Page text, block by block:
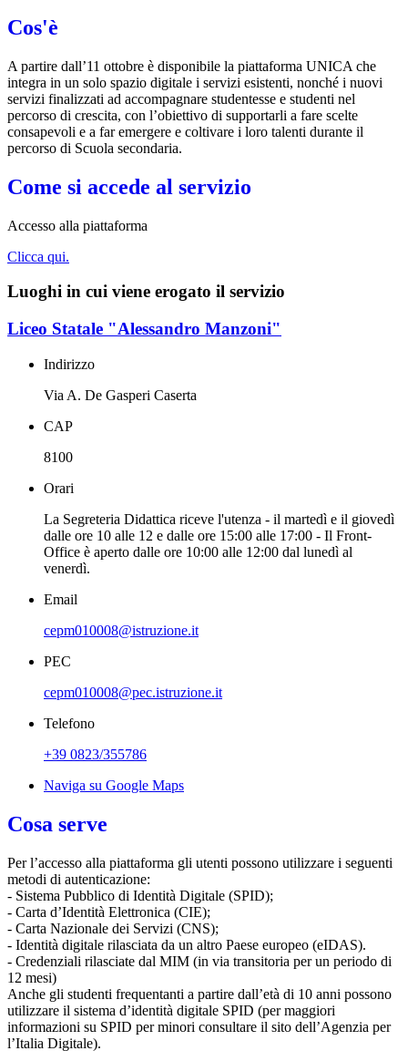
Cos'è
A partire dall’11 ottobre è disponibile la piattaforma UNICA che
integra in un solo spazio digitale i servizi esistenti, nonché i nuovi
servizi finalizzati ad accompagnare studentesse e studenti nel
percorso di crescita, con l’obiettivo di supportarli a fare scelte
consapevoli e a far emergere e coltivare i loro talenti durante il
percorso di Scuola secondaria.
Come si accede al servizio
Accesso alla piattaforma
Clicca qui.
Luoghi in cui viene erogato il servizio
Liceo Statale "Alessandro Manzoni"
Indirizzo
Via A. De Gasperi Caserta
CAP
8100
Orari
La Segreteria Didattica riceve l'utenza - il martedì e il giovedì
dalle ore 10 alle 12 e dalle ore 15:00 alle 17:00 - Il Front-
Office è aperto dalle ore 10:00 alle 12:00 dal lunedì al
venerdì.
Email
cepm010008@istruzione.it
PEC
cepm010008@pec.istruzione.it
Telefono
+39 0823/355786
Naviga su Google Maps
Cosa serve
Per l’accesso alla piattaforma gli utenti possono utilizzare i seguenti
metodi di autenticazione:
- Sistema Pubblico di Identità Digitale (SPID);
- Carta d’Identità Elettronica (CIE);
- Carta Nazionale dei Servizi (CNS);
- Identità digitale rilasciata da un altro Paese europeo (eIDAS).
- Credenziali rilasciate dal MIM (in via transitoria per un periodo di
12 mesi)
Anche gli studenti frequentanti a partire dall’età di 10 anni possono
utilizzare il sistema d’identità digitale SPID (per maggiori
informazioni su SPID per minori consultare il sito dell’Agenzia per
l’Italia Digitale).